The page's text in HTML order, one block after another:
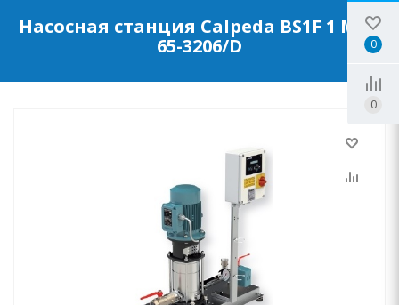
Насосная станция Calpeda BS1F 1 MXV
65-3206/D
0
0